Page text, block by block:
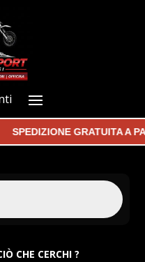
GRATUITA A
CHE CERCHI ?